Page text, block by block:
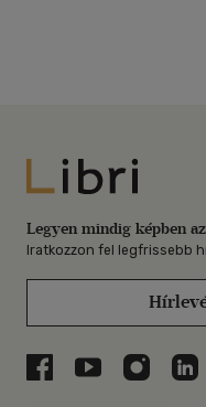
Libri
Legyen mindig képben
Iratkozzon fel legfrissebb
Libri a Facebookon
Libri aLibri